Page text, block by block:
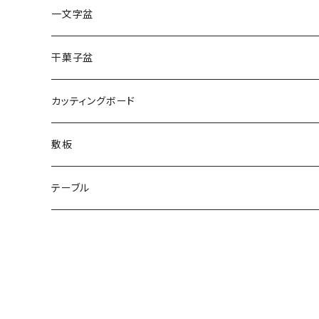
一文字盆
干菓子盆
カッティングボード
敷板
テーブル